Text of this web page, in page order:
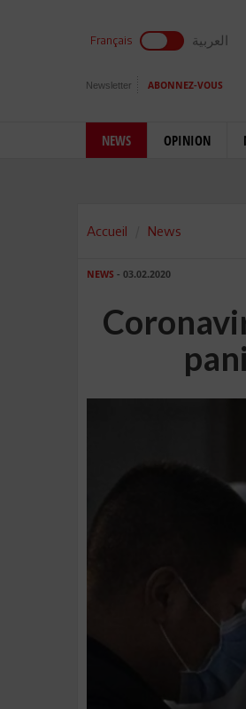
Français العربية
Newsletter ABONNEZ-VOUS
NEWS OPINION
Accueil News
NEWS - 03.02.2020